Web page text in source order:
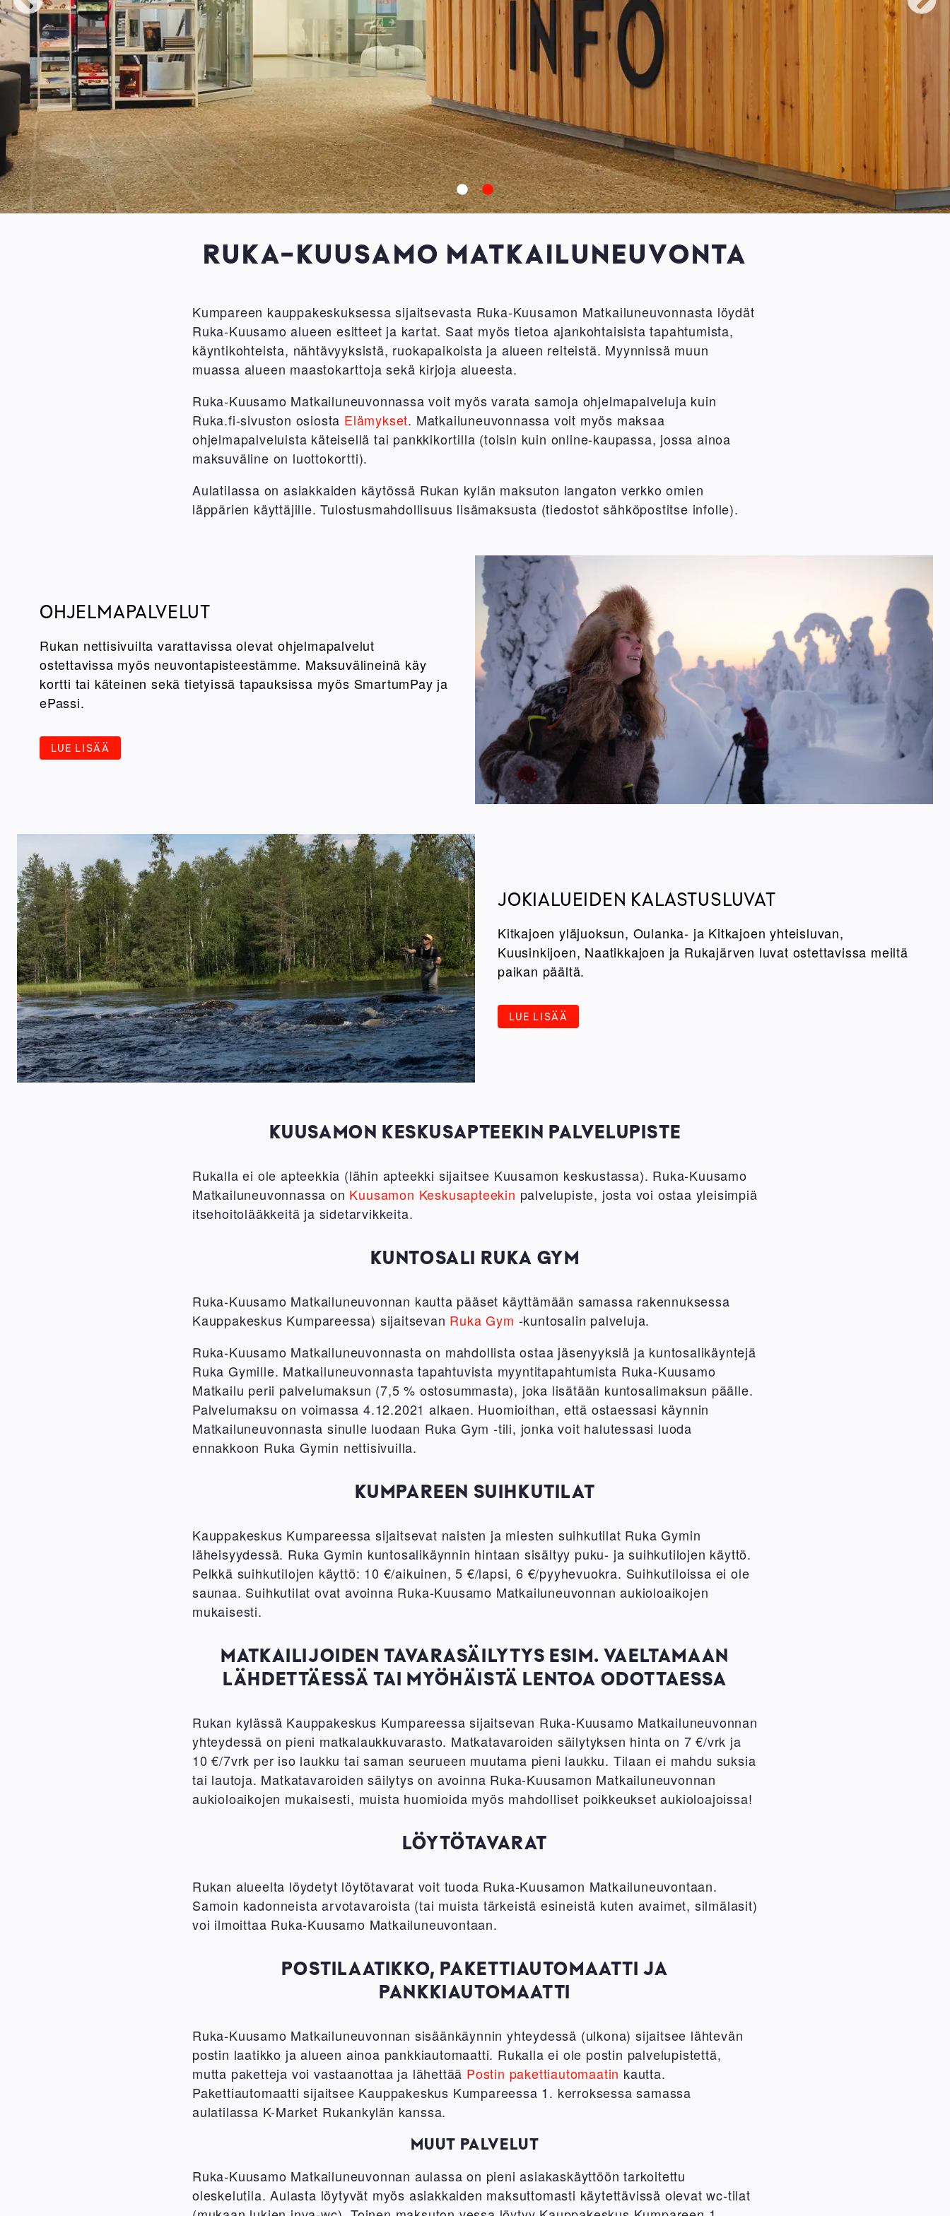
RUKA-KUUSAMO MATKAILUNEUVONTA
Kumpareen kauppakeskuksessa sijaitsevasta Ruka-Kuusamon Matkailuneuvonnasta löydät
Ruka-Kuusamo alueen esitteet ja kartat. Saat myös tietoa ajankohtaisista tapahtumista,
käyntikohteista, nähtävyyksistä, ruokapaikoista ja alueen reiteistä. Myynnissä muun
muassa alueen maastokarttoja sekä kirjoja alueesta.
Ruka-Kuusamo Matkailuneuvonnassa voit myös varata samoja ohjelmapalveluja kuin
Ruka.fi-sivuston osiosta Elämykset. Matkailuneuvonnassa voit myös maksaa
ohjelmapalveluista käteisellä tai pankkikortilla (toisin kuin online-kaupassa, jossa ainoa
maksuväline on luottokortti).
Aulatilassa on asiakkaiden käytössä Rukan kylän maksuton langaton verkko omien
läppärien käyttäjille. Tulostusmahdollisuus lisämaksusta (tiedostot sähköpostitse infolle).
OHJELMAPALVELUT
Rukan nettisivuilta varattavissa olevat ohjelmapalvelut
ostettavissa myös neuvontapisteestämme. Maksuvälineinä käy
kortti tai käteinen sekä tietyissä tapauksissa myös SmartumPay ja
ePassi.
LUE LISÄÄ
JOKIALUEIDEN KALASTUSLUVAT
Kitkajoen yläjuoksun, Oulanka- ja Kitkajoen yhteisluvan,
Kuusinkijoen, Naatikkajoen ja Rukajärven luvat ostettavissa meiltä
paikan päältä.
LUE LISÄÄ
KUUSAMON KESKUSAPTEEKIN PALVELUPISTE
Rukalla ei ole apteekkia (lähin apteekki sijaitsee Kuusamon keskustassa). Ruka-Kuusamo
Matkailuneuvonnassa on Kuusamon Keskusapteekin palvelupiste, josta voi ostaa yleisimpiä
itsehoitolääkkeitä ja sidetarvikkeita.
KUNTOSALI RUKA GYM
Ruka-Kuusamo Matkailuneuvonnan kautta pääset käyttämään samassa rakennuksessa
Kauppakeskus Kumpareessa) sijaitsevan Ruka Gym -kuntosalin palveluja.
Ruka-Kuusamo Matkailuneuvonnasta on mahdollista ostaa jäsenyyksiä ja kuntosalikäyntejä
Ruka Gymille. Matkailuneuvonnasta tapahtuvista myyntitapahtumista Ruka-Kuusamo
Matkailu perii palvelumaksun (7,5 % ostosummasta), joka lisätään kuntosalimaksun päälle.
Palvelumaksu on voimassa 4.12.2021 alkaen. Huomioithan, että ostaessasi käynnin
Matkailuneuvonnasta sinulle luodaan Ruka Gym -tili, jonka voit halutessasi luoda
ennakkoon Ruka Gymin nettisivuilla.
KUMPAREEN SUIHKUTILAT
Kauppakeskus Kumpareessa sijaitsevat naisten ja miesten suihkutilat Ruka Gymin
läheisyydessä. Ruka Gymin kuntosalikäynnin hintaan sisältyy puku- ja suihkutilojen käyttö.
Pelkkä suihkutilojen käyttö: 10 €/aikuinen, 5 €/lapsi, 6 €/pyyhevuokra. Suihkutiloissa ei ole
saunaa. Suihkutilat ovat avoinna Ruka-Kuusamo Matkailuneuvonnan aukioloaikojen
mukaisesti.
MATKAILIJOIDEN TAVARASÄILYTYS ESIM. VAELTAMAAN
LÄHDETTÄESSÄ TAI MYÖHÄISTÄ LENTOA ODOTTAESSA
Rukan kylässä Kauppakeskus Kumpareessa sijaitsevan Ruka-Kuusamo Matkailuneuvonnan
yhteydessä on pieni matkalaukkuvarasto. Matkatavaroiden säilytyksen hinta on 7 €/vrk ja
10 €/7vrk per iso laukku tai saman seurueen muutama pieni laukku. Tilaan ei mahdu suksia
tai lautoja. Matkatavaroiden säilytys on avoinna Ruka-Kuusamon Matkailuneuvonnan
aukioloaikojen mukaisesti, muista huomioida myös mahdolliset poikkeukset aukioloajoissa!
LÖYTÖTAVARAT
Rukan alueelta löydetyt löytötavarat voit tuoda Ruka-Kuusamon Matkailuneuvontaan.
Samoin kadonneista arvotavaroista (tai muista tärkeistä esineistä kuten avaimet, silmälasit)
voi ilmoittaa Ruka-Kuusamo Matkailuneuvontaan.
POSTILAATIKKO, PAKETTIAUTOMAATTI JA
PANKKIAUTOMAATTI
Ruka-Kuusamo Matkailuneuvonnan sisäänkäynnin yhteydessä (ulkona) sijaitsee lähtevän
postin laatikko ja alueen ainoa pankkiautomaatti. Rukalla ei ole postin palvelupistettä,
mutta paketteja voi vastaanottaa ja lähettää Postin pakettiautomaatin kautta.
Pakettiautomaatti sijaitsee Kauppakeskus Kumpareessa 1. kerroksessa samassa
aulatilassa K-Market Rukankylän kanssa.
MUUT PALVELUT
Ruka-Kuusamo Matkailuneuvonnan aulassa on pieni asiakaskäyttöön tarkoitettu
oleskelutila. Aulasta löytyvät myös asiakkaiden maksuttomasti käytettävissä olevat wc-tilat